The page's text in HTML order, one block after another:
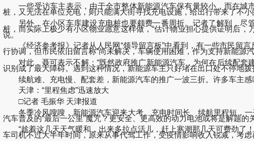
一些受访车主表示，由于全市整体新能源汽车保有量较小，而在城
桩，又无法在单位充电，则只能满大街寻找充电设施，给出行带来了不小
另外，在小区车库建设充电桩也要颇费一番周折。记者了解到，尽
桩，而实际上极少有小区物业愿意这样做，“估计物业担心提供证明后
说。
《经济参考报》记者从人民网“领导留言板”中看到，有一些市民留言
行协调，但市民依旧留言称“尚未解决，车辆使用困难，作为支持新能源
对此，聂可表示不解：“既然政府推广新能源汽车，为何在后续配套
识别成了最大障碍。遇到这种情况，新能源车主只好堵在出口处不停地
续航难、充电慢、配套差，新能源汽车的推广一波三折。许多车主感
天津：“里程焦虑”迅速放大
□记者 毛振华 天津报道
冬季冷风嗖嗖，新能源汽车迎来大考。充电时间长、续航里程短，
汽车普及的“最后一公里”魔咒？更安全、更高效的动力电池或将是解题的
“趁着这几天天气暖和，出来多拉点活儿，赶上寒潮那几天可费劲了！
车司机不过大半年时间，原来从事代驾工作，受疫情影响收入锐减，考